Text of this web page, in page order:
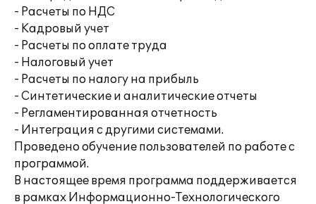
- Расчеты по НДС
- Кадровый учет
- Расчеты по оплате труда
- Налоговый учет
- Расчеты по налогу на прибыль
- Синтетические и аналитические отчеты
- Регламентированная отчетность
- Интеграция с другими системами.
Проведено обучение пользователей по работе с
программой.
В настоящее время программа поддерживается
в рамках Информационно-Технологического